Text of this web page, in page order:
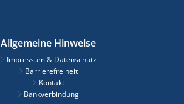
Allgemeine Hinweise
Impressum & Datenschutz
Barrierefreiheit
Kontakt
Bankverbindung